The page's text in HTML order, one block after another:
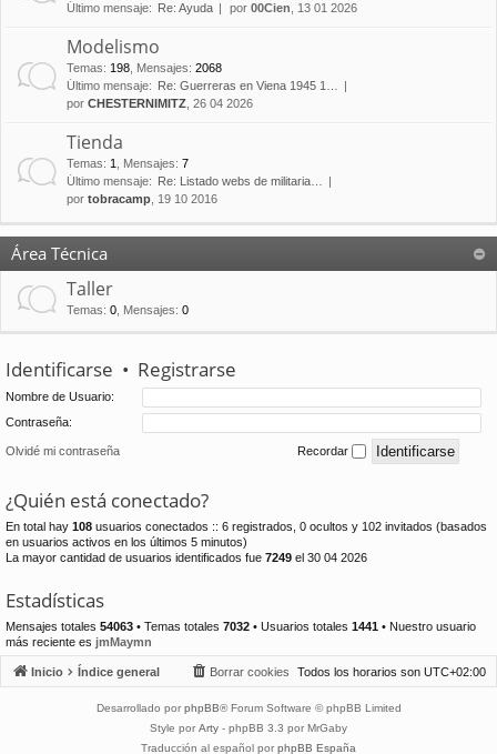
Último mensaje:
Re: Ayuda por 00Cien , 13 01 2026
Modelismo
Temas: 198 Mensajes: 2068
Último mensaje:
Re: Guerreras en Viena 1945 1…
por CHESTERNIMITZ , 26 04 2026
Tienda
Temas: 1 Mensajes: 7
Último mensaje:
Re: Listado webs de militaria…
por tobracamp , 19 10 2016
Área Técnica
Taller
Temas: 0 Mensajes: 0
Identificarse • Registrarse
Nombre de Usuario:
Contraseña:
Olvidé mi contraseña Recordar
¿Quién está conectado?
En total hay 108 usuarios conectados :: 6 registrados, 0 ocultos y 102 invitados (basados
en usuarios activos en los últimos 5 minutos)
La mayor cantidad de usuarios identificados fue 7249 el 30 04 2026
Estadísticas
Mensajes totales 54063 • Temas totales 7032 • Usuarios totales 1441 • Nuestro usuario
más reciente es jmMaymn
Inicio Índice general Todos los horarios son UTC+02:00
Borrar cookies
Desarrollado por phpBB® Forum Software © phpBB Limited
Style por Arty - phpBB 3.3 por MrGaby
Traducción al español por phpBB España